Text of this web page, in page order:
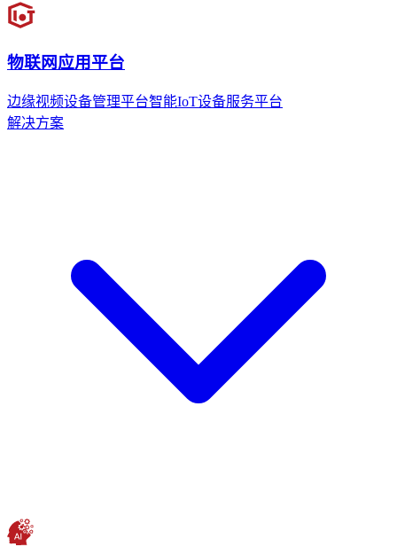
物联网应用平台
边缘视频设备管理平台智能IoT设备服务平台
解决方案